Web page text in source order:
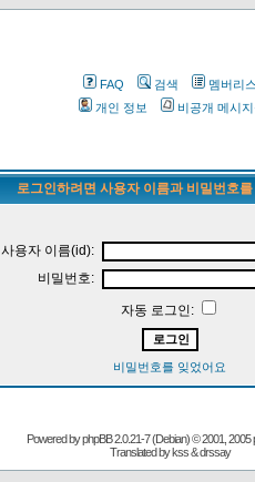
FAQ 검색 멤버리
개인 정보
비공개 메시
로그인하려면 사용자 이름과 비밀번호
사용자 이름(id):
비밀번호:
자동 로그인:
비밀번호를 잊었어요
Powered byphpBB2.0.21-7 (Debian) © 2001, 2005
Translated by kss & drssay